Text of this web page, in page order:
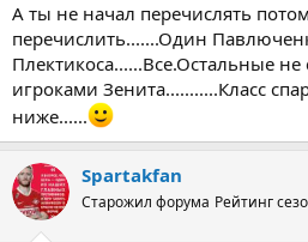
А ты не начал перечислять
перечислить.......Один
Плектикоса......Все.Остальные
игроками Зенита...........Класс
ниже......
Spartakfan
Старожил форума Рейтинг